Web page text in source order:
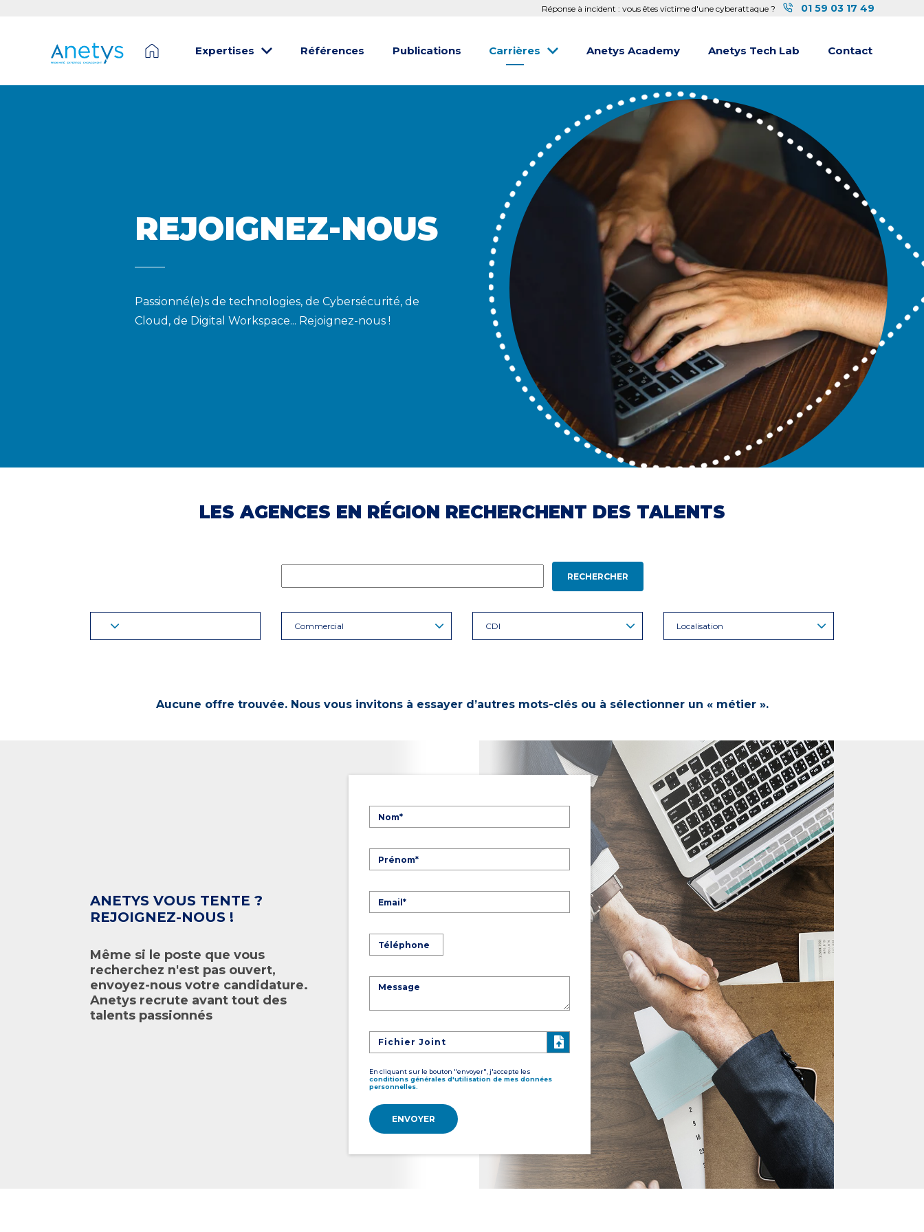
Réponse à incident : vous êtes victime d'une cyberattaque ? 01 59 03 17 49
Expertises Références Publications Carrières Anetys Academy Anetys Tech Lab Contact
REJOIGNEZ-NOUS
Passionné(e)s de technologies, de Cybersécurité, de
Cloud, de Digital Workspace... Rejoignez-nous !
LES AGENCES EN RÉGION RECHERCHENT DES TALENTS
RECHERCHER
Commercial CDI Localisation
Aucune offre trouvée. Nous vous invitons à essayer d’autres mots-clés ou à sélectionner un « métier ».
ANETYS VOUS TENTE ?
REJOIGNEZ-NOUS !
Même si le poste que vous
recherchez n'est pas ouvert,
envoyez-nous votre candidature.
Anetys recrute avant tout des
talents passionnés
Fichier Joint
En cliquant sur le bouton "envoyer", j'accepte les
conditions générales d'utilisation de mes données
personnelles.
ENVOYER